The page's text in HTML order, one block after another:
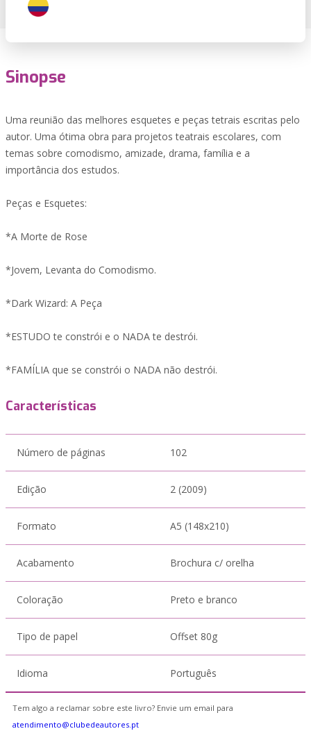
Sinopse
Uma reunião das melhores esquetes e peças tetrais escritas pelo
autor. Uma ótima obra para projetos teatrais escolares, com
temas sobre comodismo, amizade, drama, família e a
importância dos estudos.
Peças e Esquetes:
*A Morte de Rose
*Jovem, Levanta do Comodismo.
*Dark Wizard: A Peça
*ESTUDO te constrói e o NADA te destrói.
*FAMÍLIA que se constrói o NADA não destrói.
Características
Número de páginas 102
Edição 2 (2009)
Formato A5 (148x210)
Acabamento Brochura c/ orelha
Coloração Preto e branco
Tipo de papel Offset 80g
Idioma Português
Tem algo a reclamar sobre este livro? Envie um email para
atendimento@clubedeautores.pt